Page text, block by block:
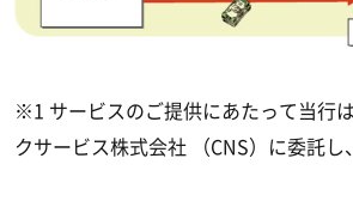
※1 サービスのご提供にあたって当行
クサービス株式会社 （CNS）に委託し